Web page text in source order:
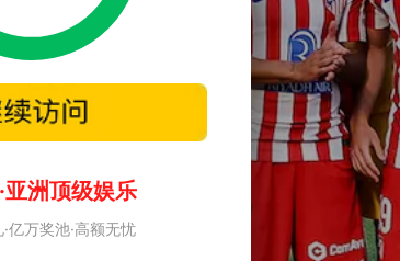
亚洲顶级娱乐
亿万奖池·高额无忧